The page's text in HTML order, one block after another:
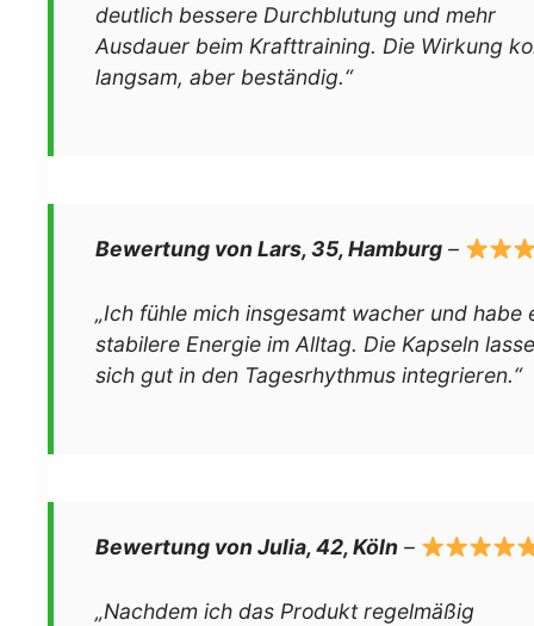
deutlich bessere Durchblutung und mehr
Ausdauer beim Krafttraining. Die Wirkung
langsam, aber beständig.“
Bewertung von Lars, 35, Hamburg –
„Ich fühle mich insgesamt wacher und habe
stabilere Energie im Alltag. Die Kapseln
sich gut in den Tagesrhythmus integrieren.“
Bewertung von Julia, 42, Köln –
„Nachdem ich das Produkt regelmäßig